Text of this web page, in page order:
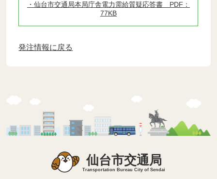
・仙台市交通局本局庁舎電力需給質疑応答書 PDF：
77KB
発注情報に戻る
仙台市交通局
Transportation Bureau City of Sendai